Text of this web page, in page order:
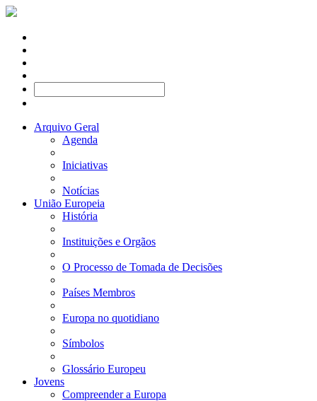
Arquivo Geral
Agenda
Iniciativas
Notícias
União Europeia
História
Instituições e Orgãos
O Processo de Tomada de Decisões
Países Membros
Europa no quotidiano
Símbolos
Glossário Europeu
Jovens
Compreender a Europa